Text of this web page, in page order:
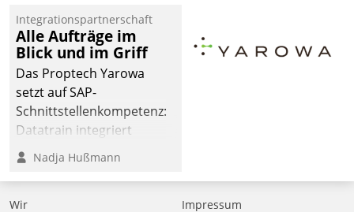
Jahresbeginn eine
Überblick, Einsicht und
Eingriff bietende Lösung.
Zur Entwicklung setzte
man auf
Cloudtechnologie,
bewährte und Startup-
agile Projektmethoden.
Integrationspartnerschaft
Alle Aufträge im
Blick und im Griff
Das Proptech Yarowa
setzt auf SAP-
Schnittstellenkompetenz:
Datatrain integriert
Yarowas Portal zur
Vergabe und Verwaltung
von Aufträgen der
operativen
Nadja Hußmann
Wir
Impressum